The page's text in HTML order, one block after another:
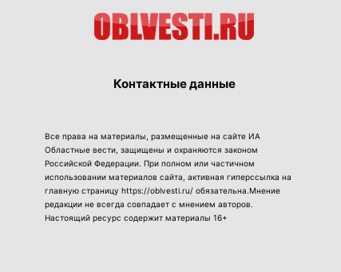
Контактные данные
Все права на материалы, размещенные на сайте ИА
Областные вести, защищены и охраняются законом
Российской Федерации. При полном или частичном
использовании материалов сайта, активная гиперссылка на
главную страницу https://oblvesti.ru/ обязательна.Мнение
редакции не всегда совпадает с мнением авторов.
Настоящий ресурс содержит материалы 16+